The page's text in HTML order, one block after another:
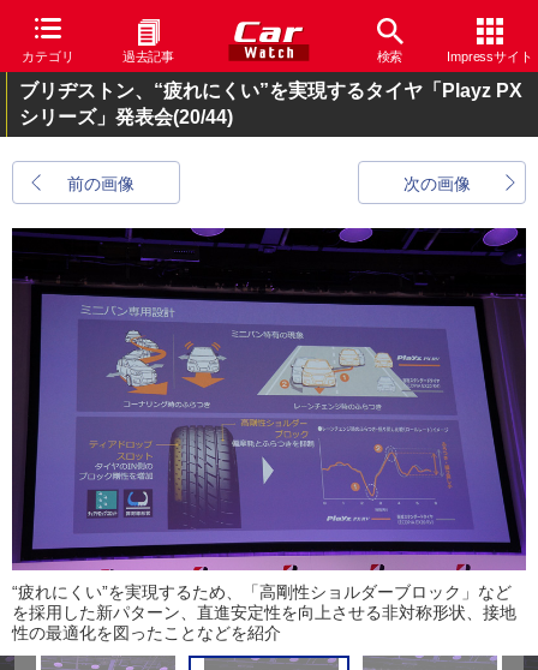
カテゴリ 過去記事 検索 Impressサイト
ブリヂストン、“疲れにくい”を実現するタイヤ「Playz PX
シリーズ」発表会(20/44)
前の画像 次の画像
“疲れにくい”を実現するため、「高剛性ショルダーブロック」など
を採用した新パターン、直進安定性を向上させる非対称形状、接地
性の最適化を図ったことなどを紹介